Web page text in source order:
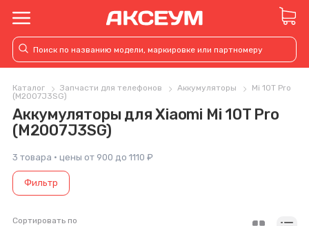
Каталог Запчасти для телефонов Аккумуляторы
Mi 10T Pro
(M2007J3SG)
Аккумуляторы для Xiaomi Mi 10T Pro
(M2007J3SG)
3 товара · цены от 900 до 1110 ₽
Фильтр
Сортировать по